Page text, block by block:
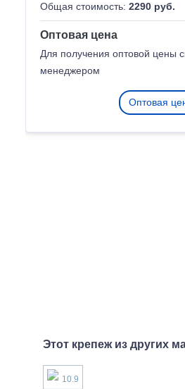
Общая стоимость: 2290 руб.
Оптовая цена
Для получения оптовой цены
менеджером
Оптовая
Этот крепеж из других
10.9